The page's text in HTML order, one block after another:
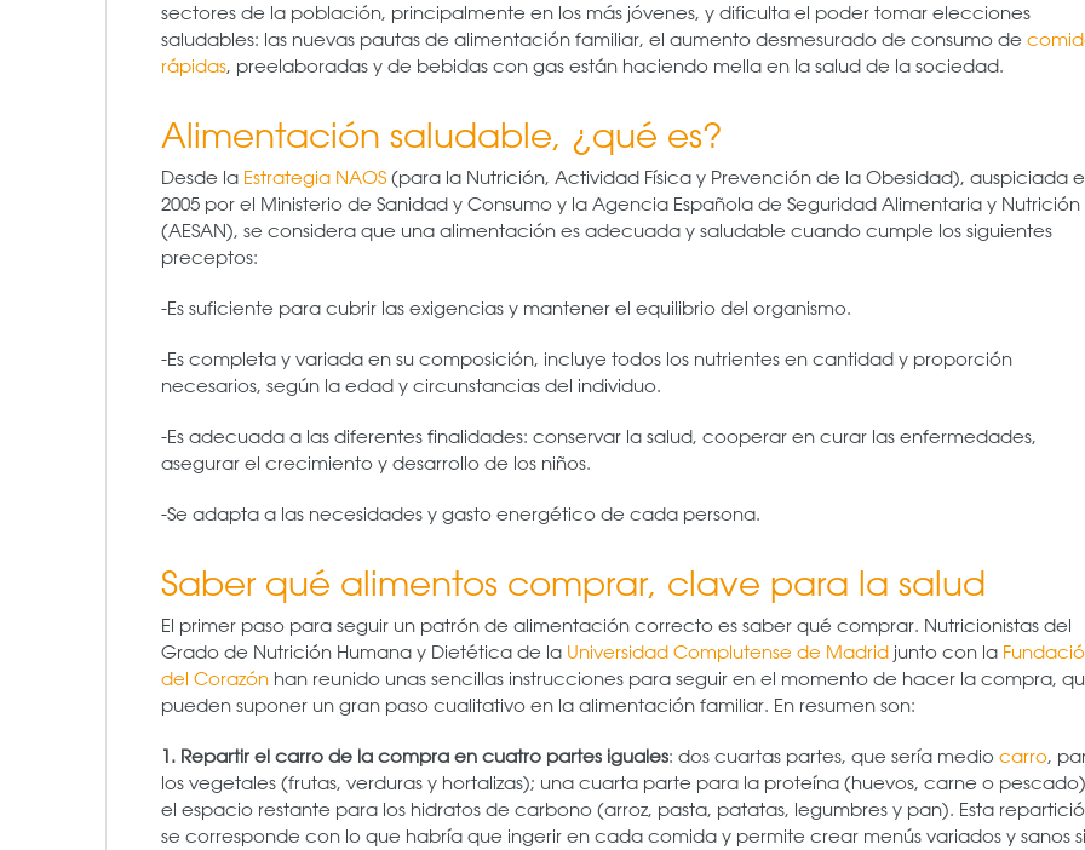
sectores de la población, principalmente en los más jóvenes, y dificulta el poder tomar elecciones
saludables: las nuevas pautas de alimentación familiar, el aumento desmesurado de consumo de
rápidas, preelaboradas y de bebidas con gas están haciendo mella en la salud de la sociedad.
Alimentación saludable, ¿qué es?
Desde la Estrategia NAOS (para la Nutrición, Actividad Física y Prevención de la Obesidad), auspiciada
2005 por el Ministerio de Sanidad y Consumo y la Agencia Española de Seguridad Alimentaria y Nutrición
(AESAN), se considera que una alimentación es adecuada y saludable cuando cumple los siguientes
preceptos:
-Es suficiente para cubrir las exigencias y mantener el equilibrio del organismo.
-Es completa y variada en su composición, incluye todos los nutrientes en cantidad y proporción
necesarios, según la edad y circunstancias del individuo.
-Es adecuada a las diferentes finalidades: conservar la salud, cooperar en curar las enfermedades,
asegurar el crecimiento y desarrollo de los niños.
-Se adapta a las necesidades y gasto energético de cada persona.
Saber qué alimentos comprar, clave para la salud
El primer paso para seguir un patrón de alimentación correcto es saber qué comprar. Nutricionistas del
Grado de Nutrición Humana y Dietética de la Universidad Complutense de Madrid junto con la
del Corazón han reunido unas sencillas instrucciones para seguir en el momento de hacer la compra,
pueden suponer un gran paso cualitativo en la alimentación familiar. En resumen son:
1. Repartir el carro de la compra en cuatro partes iguales: dos cuartas partes, que sería medio carro,
los vegetales (frutas, verduras y hortalizas); una cuarta parte para la proteína (huevos, carne o
el espacio restante para los hidratos de carbono (arroz, pasta, patatas, legumbres y pan). Esta
se corresponde con lo que habría que ingerir en cada comida y permite crear menús variados y sanos